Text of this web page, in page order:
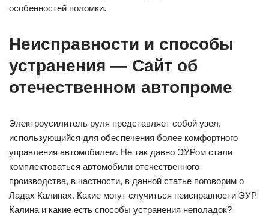
особенностей поломки.
Неисправности и способы
устранения — Сайт об
отечественном автопроме
Электроусилитель руля представляет собой узел,
использующийся для обеспечения более комфортного
управления автомобилем. Не так давно ЭУРом стали
комплектоваться автомобили отечественного
производства, в частности, в данной статье поговорим о
Ладах Калинах. Какие могут случиться неисправности ЭУР
Калина и какие есть способы устранения неполадок?